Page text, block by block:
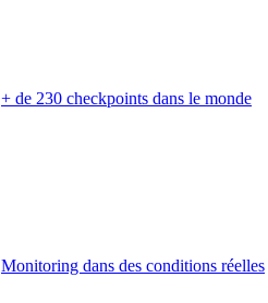
+ de 230 checkpoints dans le monde
Monitoring dans des conditions réelles